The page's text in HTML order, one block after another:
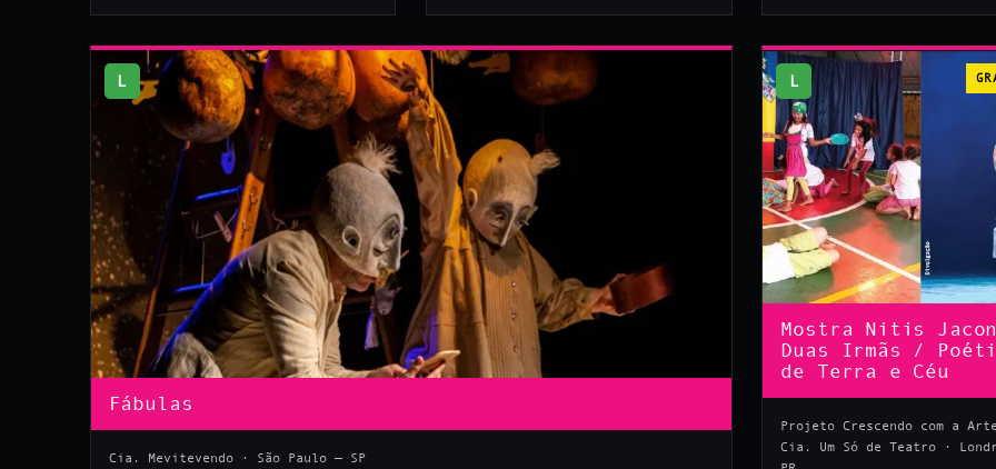
L
Fábulas
Cia. Mevitevendo · São Paulo — SP
L
Mostra Nitis
Duas Irmãs /
de Terra e Céu
Projeto Crescendo com a
Cia. Um Só de Teatro ·